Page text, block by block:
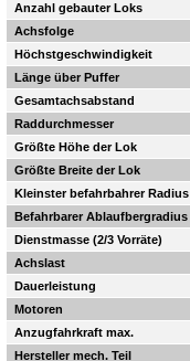
Anzahl gebauter Loks
Achsfolge
Höchstgeschwindigkeit
Länge über Puffer
Gesamtachsabstand
Raddurchmesser
Größte Höhe der Lok
Größte Breite der Lok
Kleinster befahrbahrer Radius
Befahrbarer Ablaufbergradius
Dienstmasse (2/3 Vorräte)
Achslast
Dauerleistung
Motoren
Anzugfahrkraft max.
Hersteller mech. Teil